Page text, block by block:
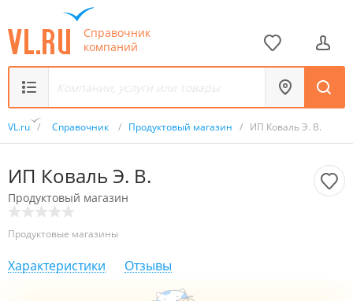
Справочник
компаний
VL.ru / Справочник / Продуктовый магазин / ИП Коваль Э. В.
ИП Коваль Э. В.
Продуктовый магазин
Продуктовые магазины
Характеристики Отзывы